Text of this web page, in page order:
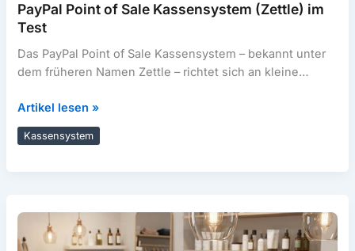
PayPal Point of Sale Kassensystem (Zettle) im
Test
Das PayPal Point of Sale Kassensystem – bekannt unter
dem früheren Namen Zettle – richtet sich an kleine
PayPal
Point
of
im
Test
Artikel lesen »
Kassensystem